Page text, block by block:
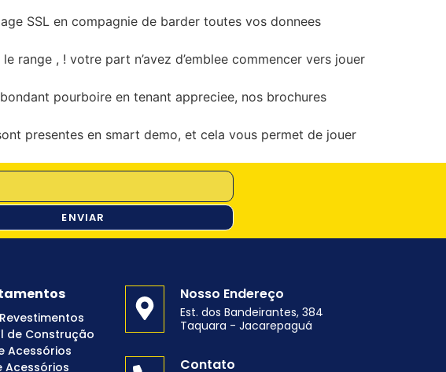
SSL en compagnie de barder toutes vos donnees
, ! votre part n’avez d’emblee commencer vers jouer
pourboire en tenant appreciee, nos brochures
presentes en smart demo, et cela vous permet de jouer
ENVIAR
de Construção
Acessórios
Acessórios
Nosso Endereço
Est. dos Bandeirantes, 384
Taquara - Jacarepaguá
Contato